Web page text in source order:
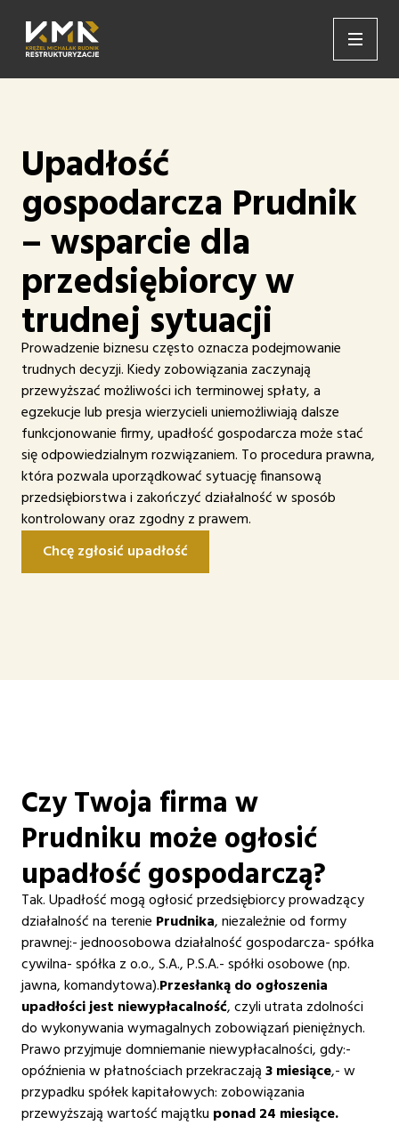
Upadłość
gospodarcza Prudnik
– wsparcie dla
przedsiębiorcy w
trudnej sytuacji
Prowadzenie biznesu często oznacza podejmowanie
trudnych decyzji. Kiedy zobowiązania zaczynają
przewyższać możliwości ich terminowej spłaty, a
egzekucje lub presja wierzycieli uniemożliwiają dalsze
funkcjonowanie firmy, upadłość gospodarcza może stać
się odpowiedzialnym rozwiązaniem. To procedura prawna,
która pozwala uporządkować sytuację finansową
przedsiębiorstwa i zakończyć działalność w sposób
kontrolowany oraz zgodny z prawem.
Chcę zgłosić upadłość
‍Czy Twoja firma w
Prudniku może ogłosić
upadłość gospodarczą?
Tak. Upadłość mogą ogłosić przedsiębiorcy prowadzący
działalność na terenie Prudnika, niezależnie od formy
prawnej:- jednoosobowa działalność gospodarcza- spółka
cywilna- spółka z o.o., S.A., P.S.A.- spółki osobowe (np.
jawna, komandytowa).Przesłanką do ogłoszenia
upadłości jest niewypłacalność, czyli utrata zdolności
do wykonywania wymagalnych zobowiązań pieniężnych.
Prawo przyjmuje domniemanie niewypłacalności, gdy:-
opóźnienia w płatnościach przekraczają3 miesiące,- w
przypadku spółek kapitałowych: zobowiązania
przewyższają wartość majątku ponad 24 miesiące.